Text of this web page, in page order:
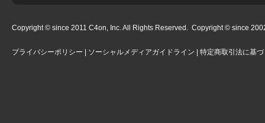
Copyright © since 2011 C4on, Inc. All Rights Reserved. Copyright © since
プライバシーポリシー ソーシャルメディアガイドライン 特定商取引法に基